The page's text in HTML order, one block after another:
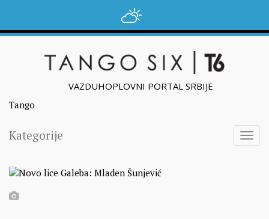
VAZDUHOPLOVNI PORTAL SRBIJE
Tango
Kategorije